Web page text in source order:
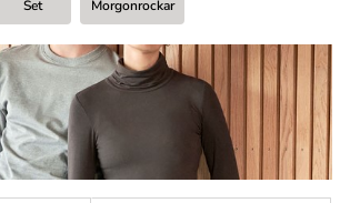
Set Morgonrockar